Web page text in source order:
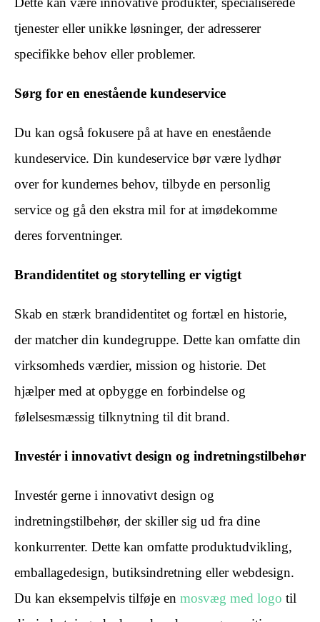
tjenester eller unikke løsninger, der adresserer
specifikke behov eller problemer.
Sørg for en enestående kundeservice
Du kan også fokusere på at have en enestående
kundeservice. Din kundeservice bør være lydhør
over for kundernes behov, tilbyde en personlig
service og gå den ekstra mil for at imødekomme
deres forventninger.
Brandidentitet og storytelling er vigtigt
Skab en stærk brandidentitet og fortæl en historie,
der matcher din kundegruppe. Dette kan omfatte din
virksomheds værdier, mission og historie. Det
hjælper med at opbygge en forbindelse og
følelsesmæssig tilknytning til dit brand.
Investér i innovativt design og indretningstilbehør
Investér gerne i innovativt design og
indretningstilbehør, der skiller sig ud fra dine
konkurrenter. Dette kan omfatte produktudvikling,
emballagedesign, butiksindretning eller webdesign.
Du kan eksempelvis tilføje en mosvæg med logo til